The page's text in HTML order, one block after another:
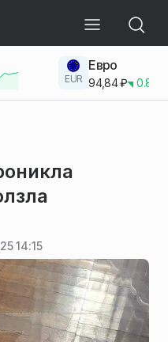
EUR
Евро
94,84₽ 0.83
14:15